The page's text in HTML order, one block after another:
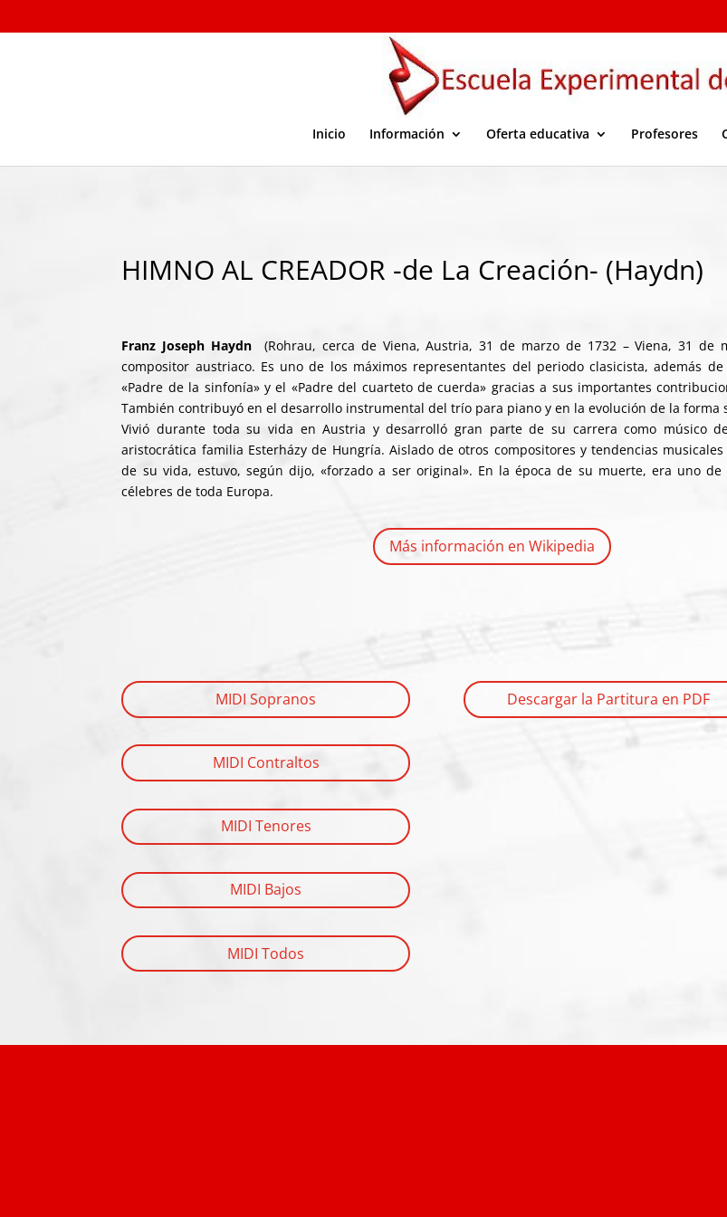
Inicio Información Oferta educativa Profesores
HIMNO AL CREADOR -de La Creación- (Haydn)
Franz Joseph Haydn (Rohrau, cerca de Viena, Austria, 31 de marzo de 1732 – Viena, 31 de
compositor austriaco. Es uno de los máximos representantes del periodo clasicista, además
«Padre de la sinfonía» y el «Padre del cuarteto de cuerda» gracias a sus importantes
También contribuyó en el desarrollo instrumental deltrío para piano y en la evolución de la forma
Vivió durante toda su vida en Austria y desarrolló gran parte de su carrera como músico
aristocrática familia Esterházyde Hungría. Aislado de otros compositores y tendencias
de su vida, estuvo, según dijo, «forzado a ser original». En la época de su muerte, era uno de
célebres de toda Europa.
Más información en Wikipedia
MIDI Sopranos
MIDI Contraltos
MIDI Tenores
MIDI Bajos
MIDI Todos
Descargar la Partitura en PDF